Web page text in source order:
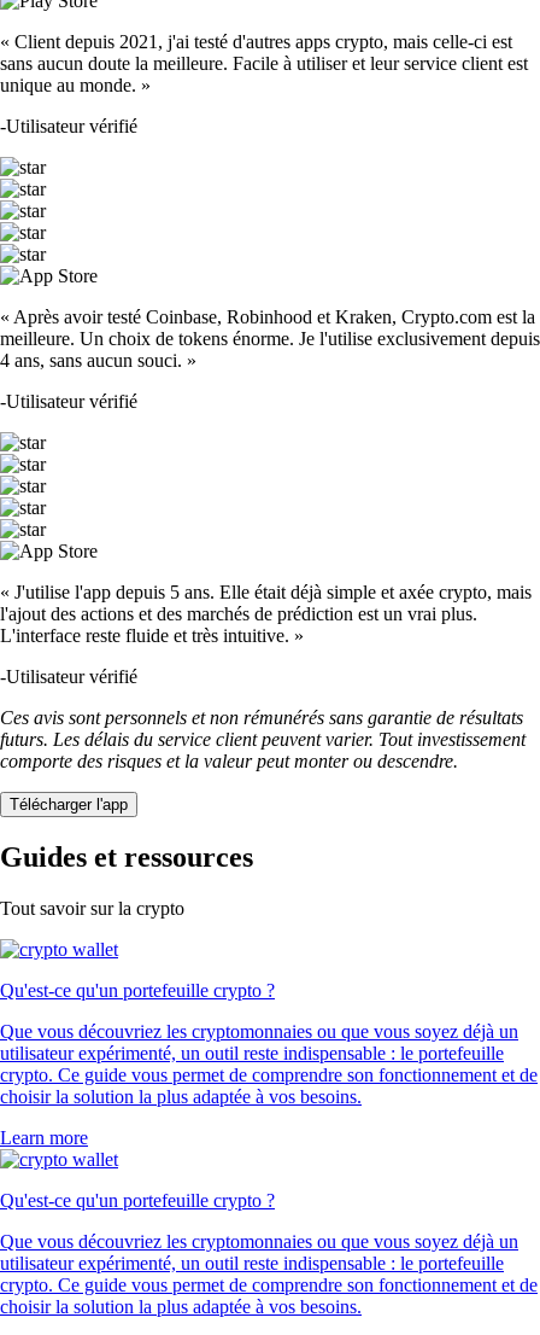
« Client depuis 2021, j'ai testé d'autres apps crypto, mais celle-ci est
sans aucun doute la meilleure. Facile à utiliser et leur service client est
unique au monde. »
-Utilisateur vérifié
« Après avoir testé Coinbase, Robinhood et Kraken, Crypto.com est la
meilleure. Un choix de tokens énorme. Je l'utilise exclusivement depuis
4 ans, sans aucun souci. »
-Utilisateur vérifié
« J'utilise l'app depuis 5 ans. Elle était déjà simple et axée crypto, mais
l'ajout des actions et des marchés de prédiction est un vrai plus.
L'interface reste fluide et très intuitive. »
-Utilisateur vérifié
Ces avis sont personnels et non rémunérés sans garantie de résultats
futurs. Les délais du service client peuvent varier. Tout investissement
comporte des risques et la valeur peut monter ou descendre.
Télécharger l'app
Guides et ressources
Tout savoir sur la crypto
Qu'est-ce qu'un portefeuille crypto ?
Que vous découvriez les cryptomonnaies ou que vous soyez déjà un
utilisateur expérimenté, un outil reste indispensable : le portefeuille
crypto. Ce guide vous permet de comprendre son fonctionnement et de
choisir la solution la plus adaptée à vos besoins.
Learn more
Qu'est-ce qu'un portefeuille crypto ?
Que vous découvriez les cryptomonnaies ou que vous soyez déjà un
utilisateur expérimenté, un outil reste indispensable : le portefeuille
crypto. Ce guide vous permet de comprendre son fonctionnement et de
choisir la solution la plus adaptée à vos besoins.